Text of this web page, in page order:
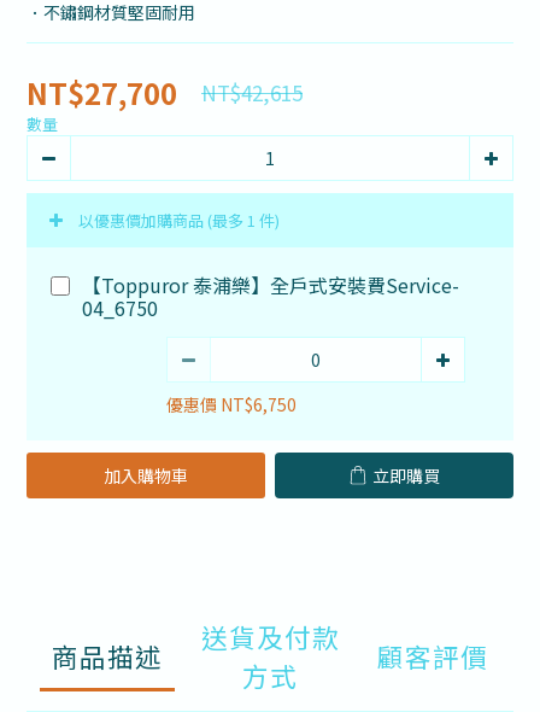
．不鏽鋼材質堅固耐用
NT$27,700 NT$42,615
數量
以優惠價加購商品 (最多 1 件)
【Toppuror 泰浦樂】全戶式安裝費Service-
04_6750
優惠價 NT$6,750
加入購物車 立即購買
商品描述
送貨及付款
方式
顧客評價